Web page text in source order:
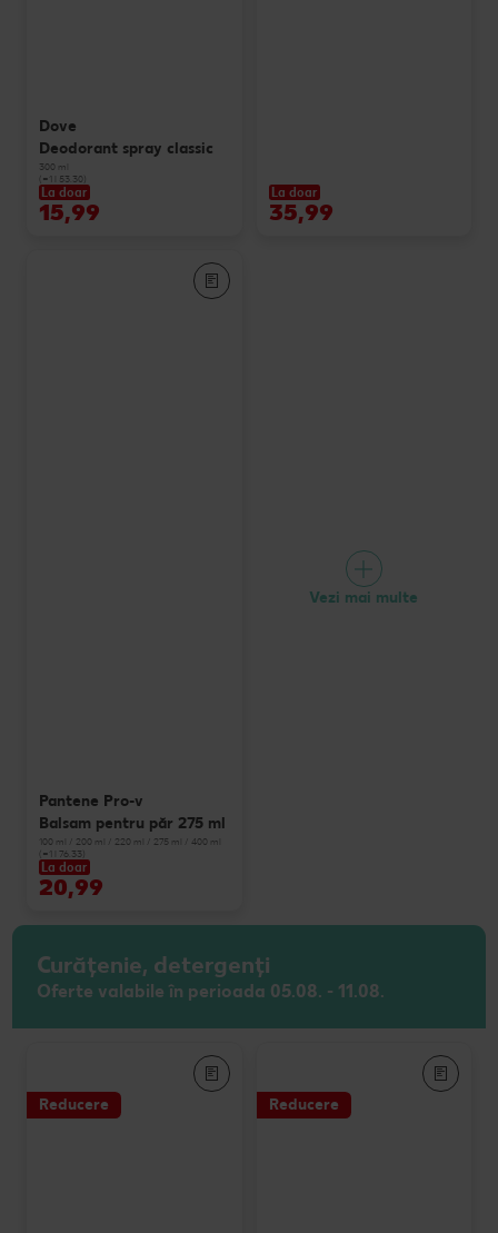
Dove
Deodorant spray classic
300 ml
(=1 l 53.30)
La doar
15,99
La doar
35,99
Pantene Pro-v
Balsam pentru păr 275 ml
100 ml / 200 ml / 220 ml / 275 ml / 400 ml
(=1 l 76.33)
La doar
20,99
Vezi mai multe
Curățenie, detergenți
Oferte valabile în perioada 05.08. - 11.08.
Reducere Reducere